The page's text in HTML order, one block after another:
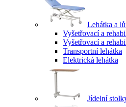
Lehátka a
Vyšetřovací a
Vyšetřovací a
Transportní lehátka
Elektrická lehátka
Jídelní